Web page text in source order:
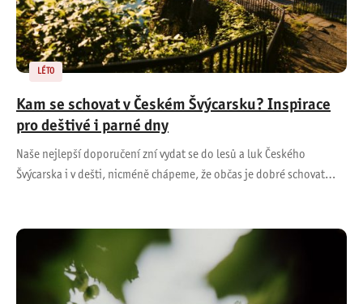
LÉTO
Kam se schovat v Českém Švýcarsku? Inspirace
pro deštivé i parné dny
Naše nejlepší doporučení zní vydat se do lesů a luk Českého
Švýcarska i v dešti, nicméně chápeme, že občas je dobré schovat…